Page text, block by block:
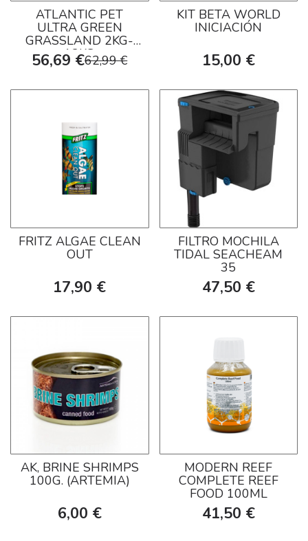
ATLANTIC PET
ULTRA GREEN
GRASSLAND 2KG-
12KG
56,69 €62,99 €
KIT BETA WORLD
INICIACIÓN
15,00 €
FRITZ ALGAE CLEAN
OUT
17,90 €
FILTRO MOCHILA
TIDAL SEACHEAM
35
47,50 €
AK, BRINE SHRIMPS
100G. (ARTEMIA)
6,00 €
MODERN REEF
COMPLETE REEF
FOOD 100ML
41,50 €